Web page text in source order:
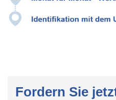
Fordern Sie